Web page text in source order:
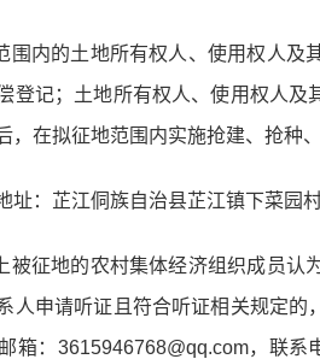
围内的土地所有权人、使用权人
登记；土地所有权人、使用权人
，在拟征地范围内实施抢建、抢种
址：芷江侗族自治县芷江镇下菜园
被征地的农村集体经济组织成员认
人申请听证且符合听证相关规定
箱：3615946768@qq.com，联